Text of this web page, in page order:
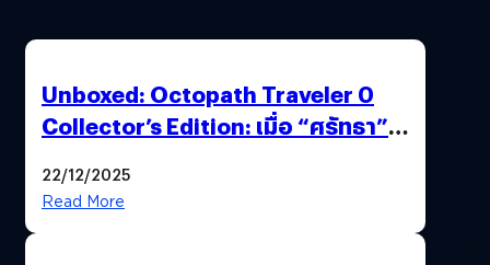
Unboxed: Octopath Traveler 0
Collector’s Edition: เมื่อ “ศรัทธา”
เดียว
22/12/2025
Read More